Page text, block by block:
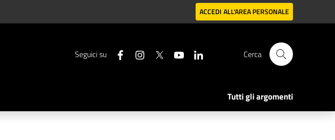
ACCEDI ALL'AREA PERSONALE
Seguici su Cerca
Tutti gli argomenti